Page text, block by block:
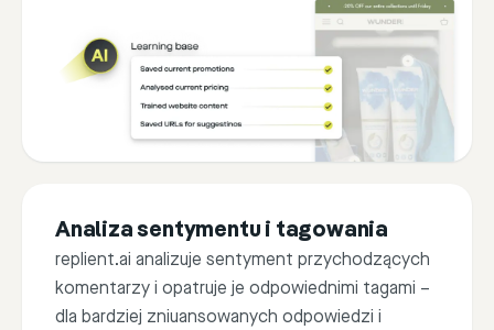
Analiza sentymentu i tagowania
replient.ai analizuje sentyment przychodzących
komentarzy i opatruje je odpowiednimi tagami –
dla bardziej zniuansowanych odpowiedzi i